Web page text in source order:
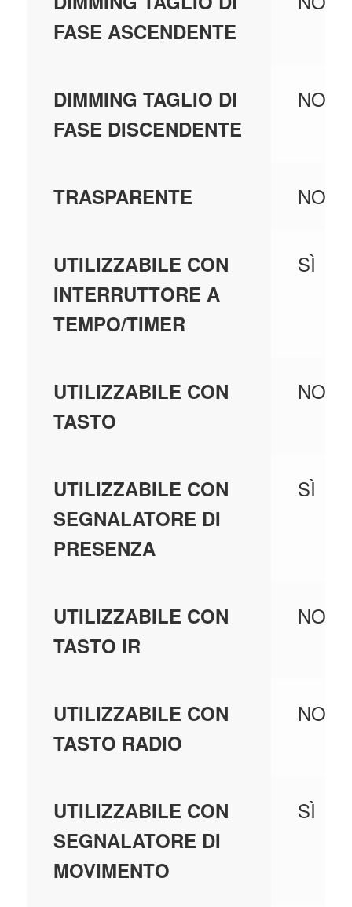
FASE ASCENDENTE
DIMMING TAGLIO DI
FASE DISCENDENTE
NO
TRASPARENTE NO
UTILIZZABILE CON
INTERRUTTORE A
TEMPO/TIMER
SÌ
UTILIZZABILE CON
TASTO
NO
UTILIZZABILE CON
SEGNALATORE DI
PRESENZA
SÌ
UTILIZZABILE CON
TASTO IR
NO
UTILIZZABILE CON
TASTO RADIO
NO
UTILIZZABILE CON
SEGNALATORE DI
MOVIMENTO
SÌ